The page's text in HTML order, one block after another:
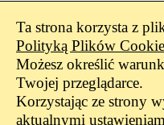
Ta strona korzysta z
Polityką Plików
Możesz określić
Twojej przeglądarce.
Korzystając ze strony
aktualnymi